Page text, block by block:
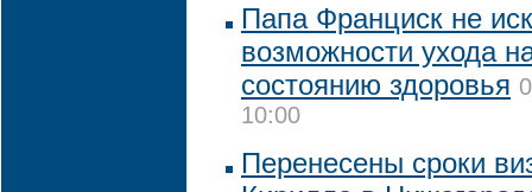
Папа Франциск не
возможности ухода
состоянию здоровья
10:00
Перенесены сроки